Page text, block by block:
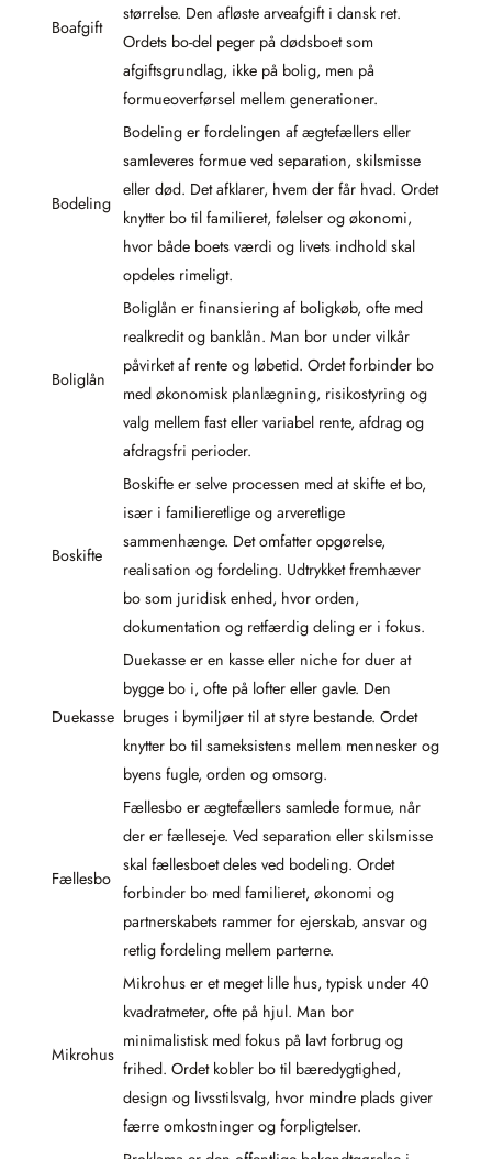
Boafgift
størrelse. Den afløste arveafgift i dansk ret.
Ordets bo-del peger på dødsboet som
afgiftsgrundlag, ikke på bolig, men på
formueoverførsel mellem generationer.
Bodeling
Bodeling er fordelingen af ægtefællers eller
samleveres formue ved separation, skilsmisse
eller død. Det afklarer, hvem der får hvad. Ordet
knytter bo til familieret, følelser og økonomi,
hvor både boets værdi og livets indhold skal
opdeles rimeligt.
Boliglån
Boliglån er finansiering af boligkøb, ofte med
realkredit og banklån. Man bor under vilkår
påvirket af rente og løbetid. Ordet forbinder bo
med økonomisk planlægning, risikostyring og
valg mellem fast eller variabel rente, afdrag og
afdragsfri perioder.
Boskifte
Boskifte er selve processen med at skifte et bo,
især i familieretlige og arveretlige
sammenhænge. Det omfatter opgørelse,
realisation og fordeling. Udtrykket fremhæver
bo som juridisk enhed, hvor orden,
dokumentation og retfærdig deling er i fokus.
Duekasse
Duekasse er en kasse eller niche for duer at
bygge bo i, ofte på lofter eller gavle. Den
bruges i bymiljøer til at styre bestande. Ordet
knytter bo til sameksistens mellem mennesker og
byens fugle, orden og omsorg.
Fællesbo
Fællesbo er ægtefællers samlede formue, når
der er fælleseje. Ved separation eller skilsmisse
skal fællesboet deles ved bodeling. Ordet
forbinder bo med familieret, økonomi og
partnerskabets rammer for ejerskab, ansvar og
retlig fordeling mellem parterne.
Mikrohus
Mikrohus er et meget lille hus, typisk under 40
kvadratmeter, ofte på hjul. Man bor
minimalistisk med fokus på lavt forbrug og
frihed. Ordet kobler bo til bæredygtighed,
design og livsstilsvalg, hvor mindre plads giver
færre omkostninger og forpligtelser.